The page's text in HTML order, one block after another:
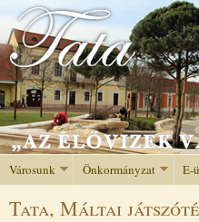
Jump to
Városunk Önkormányzat E-
Tata, Máltai